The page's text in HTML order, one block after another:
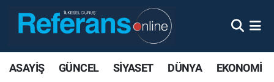
ASAYİŞ GÜNCEL SİYASET DÜNYA EKONOMİ